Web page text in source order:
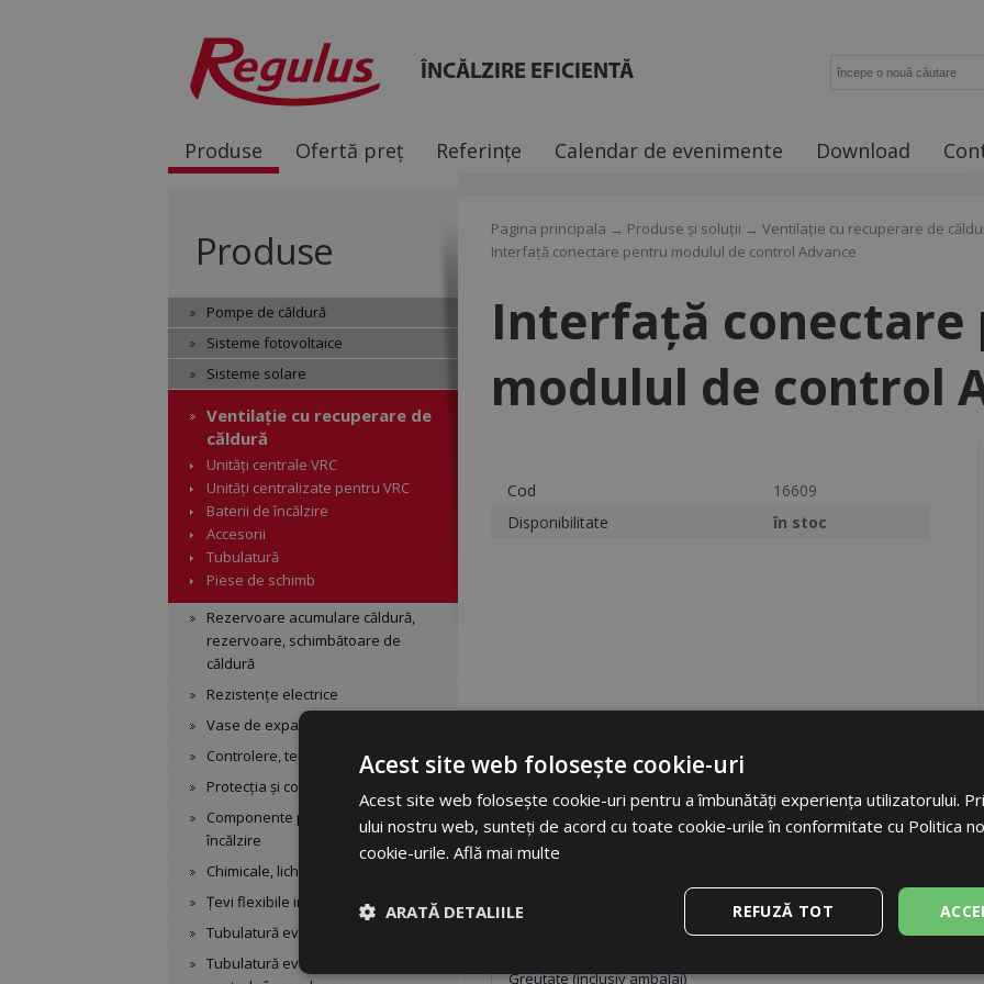
ÎNCĂLZIRE EFICIENTĂ
Produse Ofertă preț Referințe Calendar de evenimente Download
Produse
Pompe de căldură
Sisteme fotovoltaice
Sisteme solare
Ventilație cu recuperare de
căldură
Unități centrale VRC
Unități centralizate pentru VRC
Baterii de încălzire
Accesorii
Tubulatură
Piese de schimb
Rezervoare acumulare căldură,
rezervoare, schimbătoare de
căldură
Rezistențe electrice
Vase de expansiune
Controlere, termostate
Protecția și controlul cazanelor
Componente pentru sistemele de
încălzire
Chimicale, lichide
Țevi flexibile inox și izolație
Tubulatură evacuare din aluminiu
Tubulatură evacuare din PP pt.
Pagina principala → Produse și soluții → Ventilație cu recuperare de
Interfață conectare pentru modulul de control Advance
Interfață conectare
modulul de control
Cod
16609
Disponibilitate
în stoc
Etichetă
Cod
Ambalare
Greutate (inclusiv ambalaj)
Acest site web folosește cookie-uri
Acest site web folosește cookie-uri pentru a îmbunătăți experiența utilizatorului.
ului nostru web, sunteți de acord cu toate cookie-urile în conformitate cu Politica
cookie-urile. Află mai multe
REFUZĂ TOT
ARATĂ DETALIILE
Strict necesare De performanță De targetare
De